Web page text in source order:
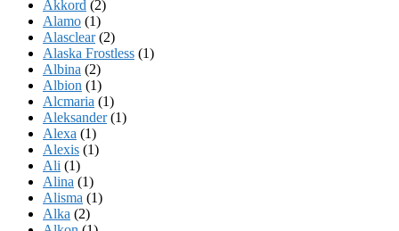
Akkord (2)
Alamo (1)
Alasclear(2)
Alaska Frostless (1)
Albina (2)
Albion (1)
Alcmaria (1)
Aleksander(1)
Alexa (1)
Alexis (1)
Ali (1)
Alina (1)
Alisma (1)
Alka (2)